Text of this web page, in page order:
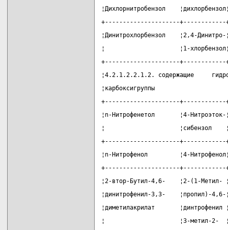
¦Дихлорнитробензол
+---------------------+------------
¦Динитрохлорбензол    ¦2,4-
¦                     ¦1-
+---------------------+------------
¦4.2.1.2.2.1.2. содержащие
¦карбоксигруппы
+---------------------+------------
¦n-Нитрофенетол       ¦4-
¦                     ¦сибензол
+---------------------+------------
¦n-Нитрофенол         ¦4-
+---------------------+------------
¦2-втор-Бутил-4,6-    ¦2-(1-
¦динитрофенил-3,3-
¦диметилакрилат
¦                     ¦3-метил-